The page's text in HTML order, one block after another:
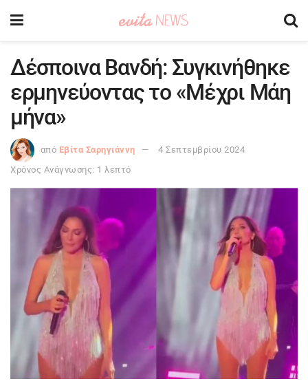
Δέσποινα Βανδή: Συγκινήθηκε
ερμηνεύοντας το «Μέχρι Μάη
μήνα»
από Εβίτα Σαρηγιάννη
4 Σεπτεμβρίου 2024
Χρόνος Ανάγνωσης: 1 λεπτό